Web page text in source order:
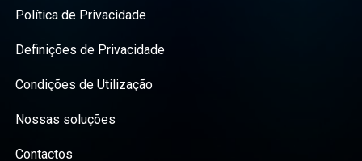
Política de Privacidade
Definições de Privacidade
Condições de Utilização
Nossas soluções
Contactos